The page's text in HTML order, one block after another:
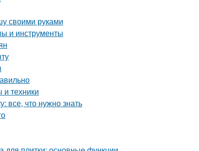
своими руками
и инструменты
техники
все, что нужно знать